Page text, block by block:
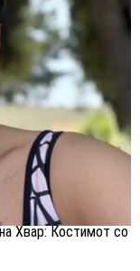
Хвар: Костимот со